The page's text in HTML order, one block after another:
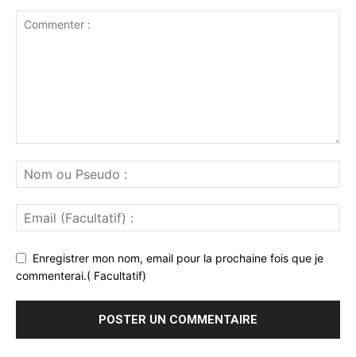
Enregistrer mon nom, email pour la prochaine fois que je
commenterai.( Facultatif)